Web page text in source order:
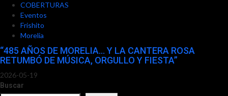
COBERTURAS
Eventos
Frishito
Morelia
“485 AÑOS DE MORELIA… Y LA CANTERA ROSA
RETUMBÓ DE MÚSICA, ORGULLO Y FIESTA”
2026-05-19
Buscar